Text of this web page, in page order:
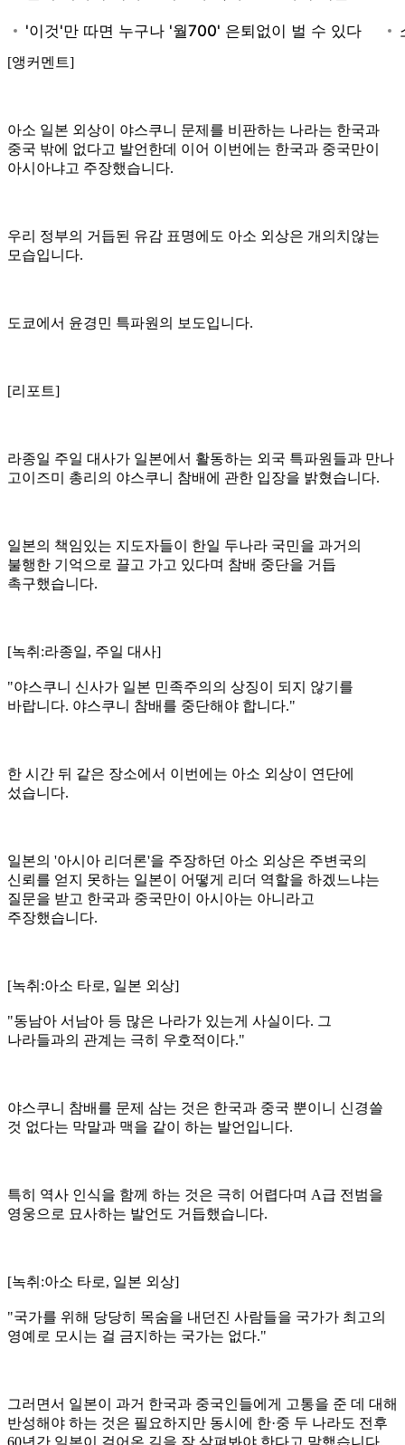
[앵커멘트]
아소 일본 외상이 야스쿠니 문제를 비판하는 나라는 한국과
중국 밖에 없다고 발언한데 이어 이번에는 한국과 중국만이
아시아냐고 주장했습니다.
우리 정부의 거듭된 유감 표명에도 아소 외상은 개의치않는
모습입니다.
도쿄에서 윤경민 특파원의 보도입니다.
[리포트]
라종일 주일 대사가 일본에서 활동하는 외국 특파원들과 만나
고이즈미 총리의 야스쿠니 참배에 관한 입장을 밝혔습니다.
일본의 책임있는 지도자들이 한일 두나라 국민을 과거의
불행한 기억으로 끌고 가고 있다며 참배 중단을 거듭
촉구했습니다.
[녹취:라종일, 주일 대사]
"야스쿠니 신사가 일본 민족주의의 상징이 되지 않기를
바랍니다. 야스쿠니 참배를 중단해야 합니다."
한 시간 뒤 같은 장소에서 이번에는 아소 외상이 연단에
섰습니다.
일본의 '아시아 리더론'을 주장하던 아소 외상은 주변국의
신뢰를 얻지 못하는 일본이 어떻게 리더 역할을 하겠느냐는
질문을 받고 한국과 중국만이 아시아는 아니라고
주장했습니다.
[녹취:아소 타로, 일본 외상]
"동남아 서남아 등 많은 나라가 있는게 사실이다. 그
나라들과의 관계는 극히 우호적이다."
야스쿠니 참배를 문제 삼는 것은 한국과 중국 뿐이니 신경쓸
것 없다는 막말과 맥을 같이 하는 발언입니다.
특히 역사 인식을 함께 하는 것은 극히 어렵다며 A급 전범을
영웅으로 묘사하는 발언도 거듭했습니다.
[녹취:아소 타로, 일본 외상]
"국가를 위해 당당히 목숨을 내던진 사람들을 국가가 최고의
영예로 모시는 걸 금지하는 국가는 없다."
그러면서 일본이 과거 한국과 중국인들에게 고통을 준 데 대해
반성해야 하는 것은 필요하지만 동시에 한·중 두 나라도 전후
60년간 일본이 걸어온 길을 잘 살펴봐야 한다고 말했습니다.